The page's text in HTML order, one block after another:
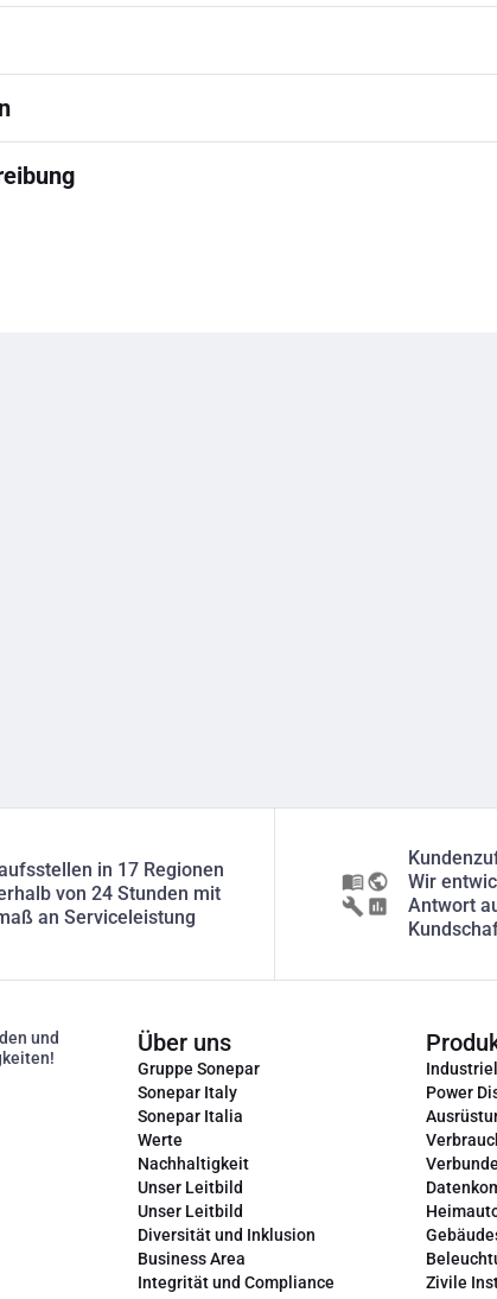
in 17 Regionen
von 24 Stunden mit
an Serviceleistung
Wir
Antwort
und
Über uns
Gruppe Sonepar
Sonepar Italy
Sonepar Italia
Werte
Nachhaltigkeit
Unser Leitbild
Unser Leitbild
Diversität und Inklusion
Business Area
Integrität und Compliance
Power
Zivile